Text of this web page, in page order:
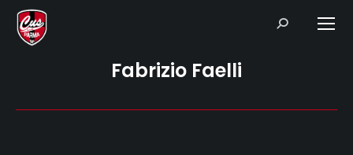
Search:
Fabrizio Faelli